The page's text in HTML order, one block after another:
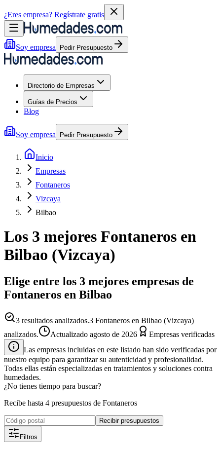
¿Eres empresa? Regístrate gratis
Soy empresa Pedir Presupuesto
Directorio de Empresas
Guías de Precios
Blog
Soy empresa Pedir Presupuesto
Inicio
Empresas
Fontaneros
Vizcaya
Bilbao
Los 3 mejores Fontaneros en
Bilbao (Vizcaya)
Elige entre los 3 mejores empresas de
Fontaneros en Bilbao
3 resultados analizados.3 Fontaneros en Bilbao (Vizcaya)
analizados.
Actualizado agosto de 2026
Empresas verificadas
Las empresas incluidas en este listado han sido verificadas por
nuestro equipo para garantizar su autenticidad y profesionalidad.
Todas ellas están especializadas en tratamientos y soluciones contra
humedades.
¿No tienes tiempo para buscar?
Recibe hasta 4 presupuestos de Fontaneros
Recibir presupuestos
Filtros